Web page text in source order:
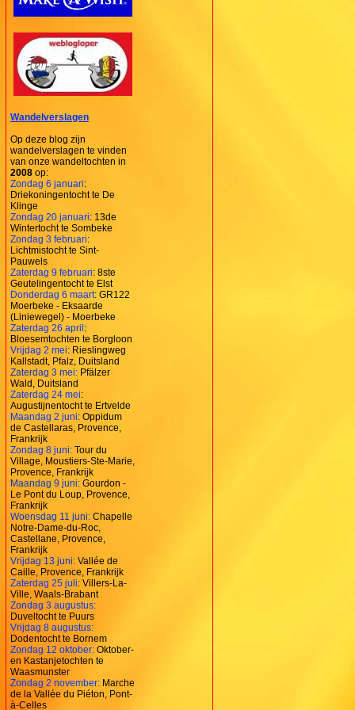
Wandelverslagen
Op deze blog zijn
wandelverslagen te vinden
van onze wandeltochten in
2008 op:
Zondag 6 januari:
Driekoningentocht te De
Klinge
Zondag 20 januari: 13de
Wintertocht te Sombeke
Zondag 3 februari:
Lichtmistocht te Sint-
Pauwels
Zaterdag 9 februari: 8ste
Geutelingentocht te Elst
Donderdag 6 maart: GR122
Moerbeke - Eksaarde
(Liniewegel) - Moerbeke
Zaterdag 26 april:
Bloesemtochten te Borgloon
Vrijdag 2 mei: Rieslingweg
Kallstadt, Pfalz, Duitsland
Zaterdag 3 mei: Pfälzer
Wald, Duitsland
Zaterdag 24 mei:
Augustijnentocht te Ertvelde
Maandag 2 juni: Oppidum
de Castellaras, Provence,
Frankrijk
Zondag 8 juni: Tour du
Village, Moustiers-Ste-Marie,
Provence, Frankrijk
Maandag 9 juni: Gourdon -
Le Pont du Loup, Provence,
Frankrijk
Woensdag 11 juni: Chapelle
Notre-Dame-du-Roc,
Castellane, Provence,
Frankrijk
Vrijdag 13 juni: Vallée de
Caille, Provence, Frankrijk
Zaterdag 25 juli: Villers-La-
Ville, Waals-Brabant
Zondag 3 augustus:
Duveltocht te Puurs
Vrijdag 8 augustus:
Dodentocht te Bornem
Zondag 12 oktober: Oktober-
en Kastanjetochten te
Waasmunster
Zondag 2 november: Marche
de la Vallée du Piéton, Pont-
à-Celles